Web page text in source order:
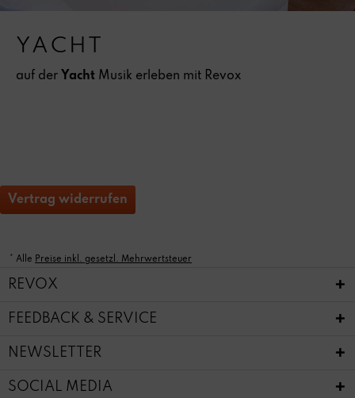
YACHT
auf der Yacht Musik erleben mit Revox
Vertrag widerrufen
* Alle Preise inkl. gesetzl. Mehrwertsteuer
REVOX
FEEDBACK & SERVICE
NEWSLETTER
SOCIAL MEDIA